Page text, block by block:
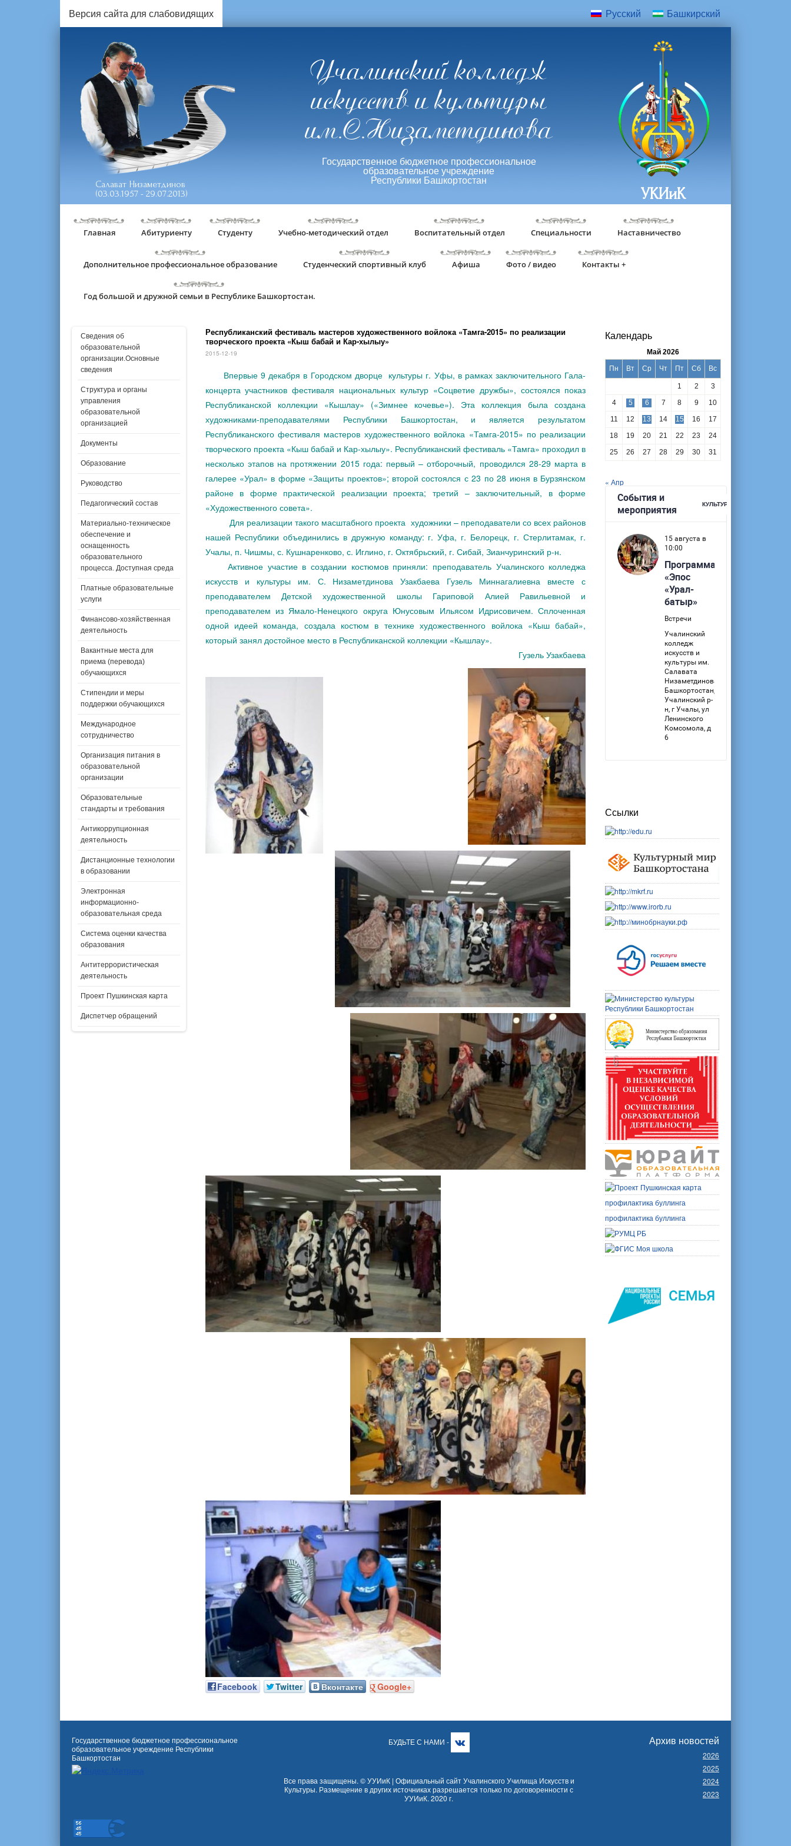
Версия сайта для слабовидящих Русский Башкирский
Салават Низаметдинов
(03.03.1957 - 29.07.2013)
Учалинский колледж
искусств и культуры
им.С.Низаметдинова
Государственное бюджетное профессиональное
образовательное учреждение
Республики Башкортостан
УКИиК
Главная Абитуриенту Студенту Учебно-методический отдел Воспитательный отдел Специальности Наставничество
Дополнительное профессиональное образование Студенческий спортивный клуб Афиша Фото / видео Контакты +
Год большой и дружной семьи в Республике Башкортостан.
Сведения об
образовательной
организации.Основные
сведения
Структура и органы
управления
образовательной
организацией
Документы
Образование
Руководство
Педагогический состав
Материально-техническое
обеспечение и
оснащенность
образовательного
процесса. Доступная среда
Платные образовательные
услуги
Финансово-хозяйственная
деятельность
Вакантные места для
приема (перевода)
обучающихся
Стипендии и меры
поддержки обучающихся
Международное
сотрудничество
Организация питания в
образовательной
организации
Образовательные
стандарты и требования
Антикоррупционная
деятельность
Дистанционные технологии
в образовании
Электронная
информационно-
образовательная среда
Система оценки качества
образования
Антитеррористическая
деятельность
Проект Пушкинская карта
Диспетчер обращений
Республиканский фестиваль мастеров художественного войлока «Тамга-2015» по реализации
творческого проекта «Кыш бабай и Кар-хылыу»
2015-12-19
Впервые 9 декабря в Городском дворце культуры г. Уфы, в рамках заключительного Гала-
концерта участников фестиваля национальных культур «Соцветие дружбы», состоялся показ
Республиканской коллекции «Кышлау» («Зимнее кочевье»). Эта коллекция была создана
художниками-преподавателями Республики Башкортостан, и является результатом
Республиканского фестиваля мастеров художественного войлока «Тамга-2015» по реализации
творческого проекта «Кыш бабай и Кар-хылыу». Республиканский фестиваль «Тамга» проходил в
несколько этапов на протяжении 2015 года: первый – отборочный, проводился 28-29 марта в
галерее «Урал» в форме «Защиты проектов»; второй состоялся с 23 по 28 июня в Бурзянском
районе в форме практической реализации проекта; третий – заключительный, в форме
«Художественного совета».
Для реализации такого масштабного проекта художники – преподаватели со всех районов
нашей Республики объединились в дружную команду: г. Уфа, г. Белорецк, г. Стерлитамак, г.
Учалы, п. Чишмы, с. Кушнаренково, с. Иглино, г. Октябрьский, г. Сибай, Зианчуринский р-н.
Активное участие в создании костюмов приняли: преподаватель Учалинского колледжа
искусств и культуры им. С. Низаметдинова Узакбаева Гузель Миннагалиевна вместе с
преподавателем Детской художественной школы Гариповой Алией Равильевной и
преподавателем из Ямало-Ненецкого округа Юнусовым Ильясом Идрисовичем. Сплоченная
одной идеей команда, создала костюм в технике художественного войлока «Кыш бабай»,
который занял достойное место в Республиканской коллекции «Кышлау».
Гузель Узакбаева
Facebook Twitter Вконтакте Google+
Календарь
Май 2026
Пн
Вт Ср Чт Пт Сб Вс
1 2
3
4
5 6 7 8 9
10
11
12 13 14 15 16
17
18
19 20 21 22 23
24
25
26 27 28 29 30 31
« Апр
Ссылки
профилактика буллинга
профилактика буллинга
Государственное бюджетное профессиональное
образовательное учреждение Республики
Башкортостан
БУДЬТЕ С НАМИ -
Все права защищены. © УУИиК | Официальный сайт Учалинского Училища Искусств и
Культуры. Размещение в других источниках разрешается только по договоренности с
УУИиК. 2020 г.
Архив новостей
2026
2025
2024
2023